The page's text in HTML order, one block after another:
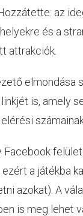
az
és a
attrakciók.
elmondása
is, amely
számainak
a játékba
azokat). A
is meg lehet